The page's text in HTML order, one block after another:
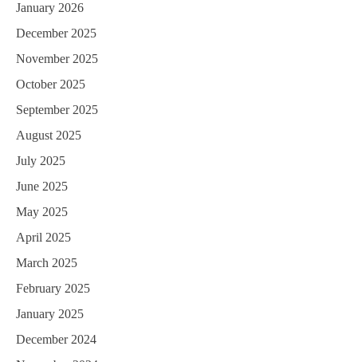
o
n
January 2026
December 2025
November 2025
October 2025
September 2025
August 2025
July 2025
June 2025
May 2025
April 2025
March 2025
February 2025
January 2025
December 2024